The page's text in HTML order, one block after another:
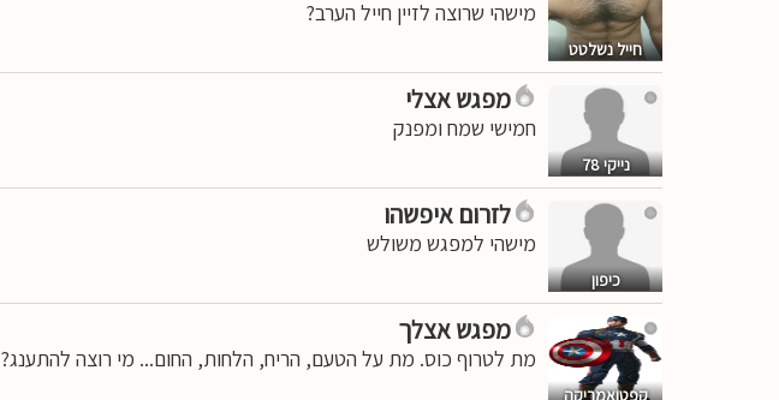
חייל נשלטט
מישהי שרוצה לזיין חייל הערב?
נייקי 78
מפגש אצלי
חמישי שמח ומפנק
כיפון
לזרום איפשהו
מישהי למפגש משולש
קפטןאמריקה
מפגש אצלך
מת לטרוף כוס. מת על הטעם, הריח, הלחות, החום... מי רוצה להתענג?